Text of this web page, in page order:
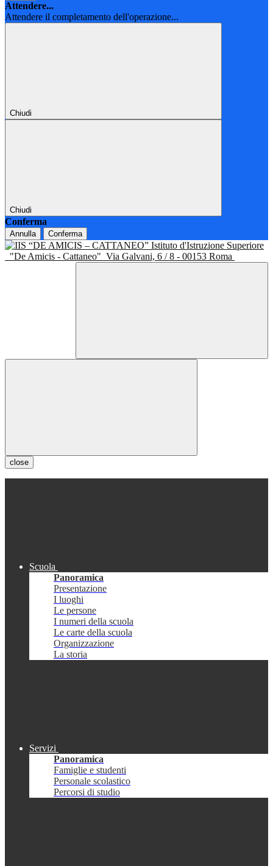
Attendere...
Attendere il completamento dell'operazione...
Chiudi
Chiudi
Conferma
Annulla Conferma
Istituto d'Istruzione Superiore
"De Amicis - Cattaneo" Via Galvani, 6 / 8 - 00153 Roma
close
Scuola
Panoramica
Presentazione
I luoghi
Le persone
I numeri della scuola
Le carte della scuola
Organizzazione
La storia
Servizi
Panoramica
Famiglie e studenti
Personale scolastico
Percorsi di studio